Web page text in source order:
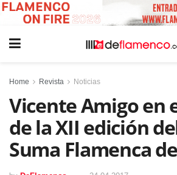
Home Revista Noticias
Vicente Amigo en
de la XII edición
Suma Flamenca